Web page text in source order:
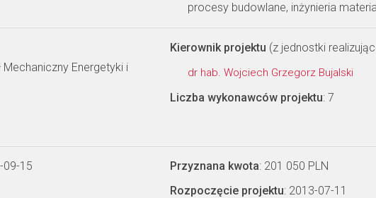
procesy budowlane, inżynieria
Energetyki i
Kierownik projektu (z jednostki
dr hab. Wojciech Grzegorz Bujalski
Liczba wykonawców projektu: 7
09-15 Przyznana kwota: 201 050 PLN
Rozpoczęcie projektu: 2013-07-11